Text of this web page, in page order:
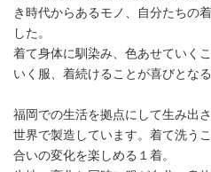
き時代からあるモノ、自分たちの
した。
着て身体に馴染み、色あせていく
いく服、着続けることが喜びとなる
福岡での生活を拠点にして生み出
世界で製造しています。着て洗う
合いの変化を楽しめる１着。